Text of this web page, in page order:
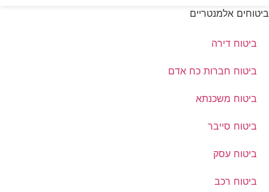
ביטוחים אלמנטריים
ביטוח דירה
ביטוח חברות כח אדם
ביטוח משכנתא
ביטוח סייבר
ביטוח עסק
ביטוח רכב